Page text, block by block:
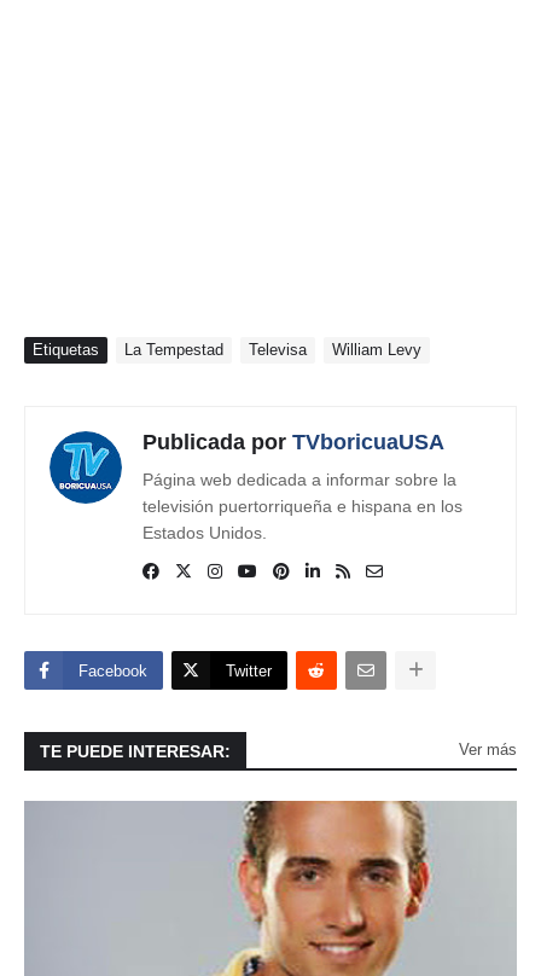
Etiquetas La Tempestad Televisa William Levy
Publicada por TVboricuaUSA
Página web dedicada a informar sobre la
televisión puertorriqueña e hispana en los
Estados Unidos.
Facebook Twitter
TE PUEDE INTERESAR: Ver más